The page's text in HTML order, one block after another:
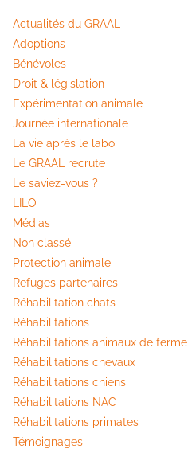
Actualités du GRAAL
Adoptions
Bénévoles
Droit & législation
Expérimentation animale
Journée internationale
La vie après le labo
Le GRAAL recrute
Le saviez-vous ?
LILO
Médias
Non classé
Protection animale
Refuges partenaires
Réhabilitation chats
Réhabilitations
Réhabilitations animaux de ferme
Réhabilitations chevaux
Réhabilitations chiens
Réhabilitations NAC
Réhabilitations primates
Témoignages